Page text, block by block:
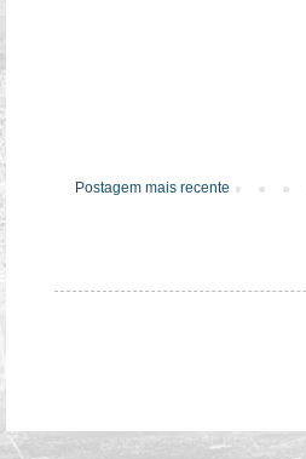
Postagem mais recente